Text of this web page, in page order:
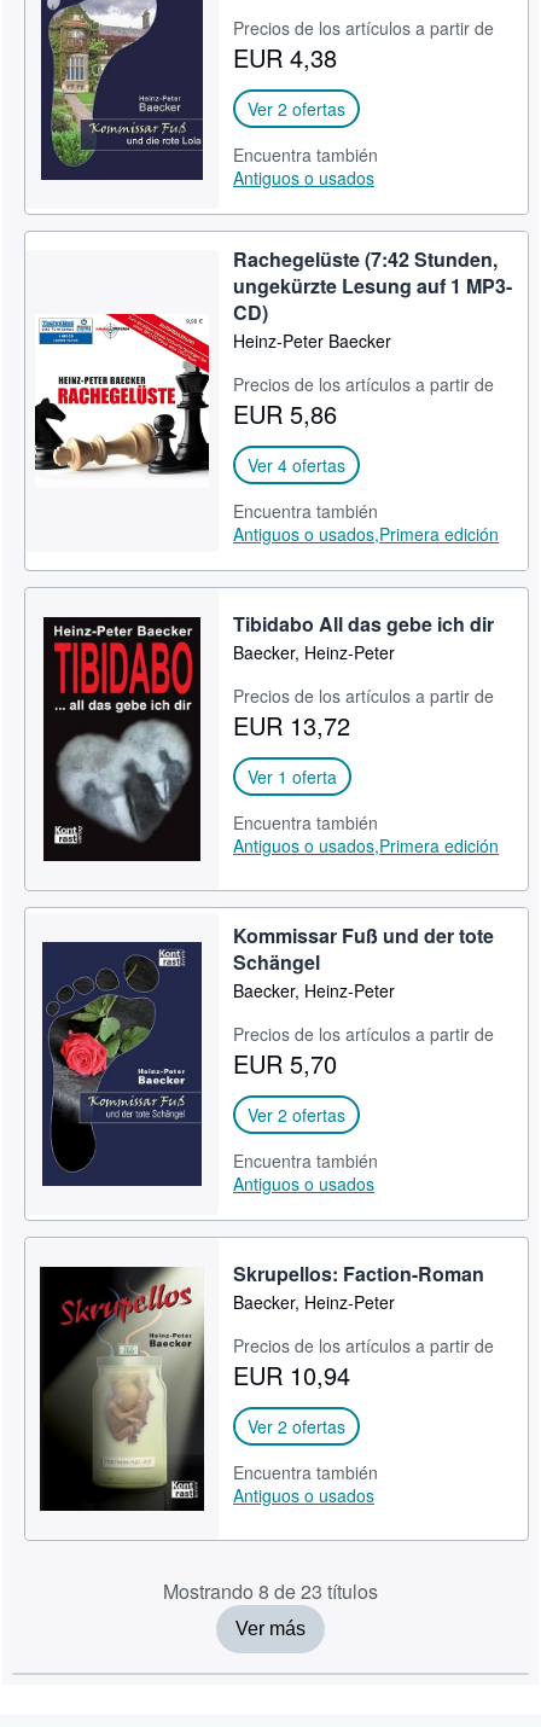
Precios de los artículos a partir de
EUR 4,38
Ver 2 ofertas
Encuentra también
Antiguos o usados
Rachegelüste (7:42 Stunden,
ungekürzte Lesung auf 1 MP3-
CD)
Heinz-Peter Baecker
Precios de los artículos a partir de
EUR 5,86
Ver 4 ofertas
Encuentra también
Antiguos o usados,Primera edición
Tibidabo All das gebe ich dir
Baecker, Heinz-Peter
Precios de los artículos a partir de
EUR 13,72
Ver 1 oferta
Encuentra también
Antiguos o usados,Primera edición
Kommissar Fuß und der tote
Schängel
Baecker, Heinz-Peter
Precios de los artículos a partir de
EUR 5,70
Ver 2 ofertas
Encuentra también
Antiguos o usados
Skrupellos: Faction-Roman
Baecker, Heinz-Peter
Precios de los artículos a partir de
EUR 10,94
Ver 2 ofertas
Encuentra también
Antiguos o usados
Mostrando 8 de 23 títulos
Ver más